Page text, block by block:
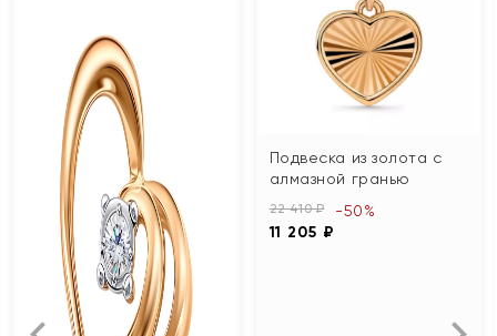
Подвеска из золота с
алмазной гранью
22 410 ₽
11 205 ₽
-50%